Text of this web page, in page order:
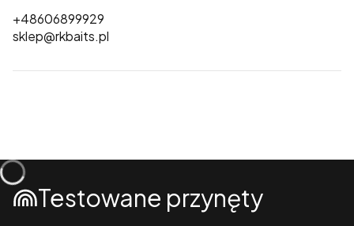
+48606899929
sklep@rkbaits.pl
Testowane przynęty